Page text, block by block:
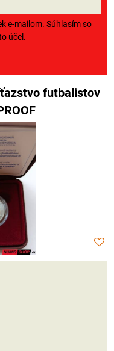
e-mailom. Súhlasím so
účel.
futbalistov